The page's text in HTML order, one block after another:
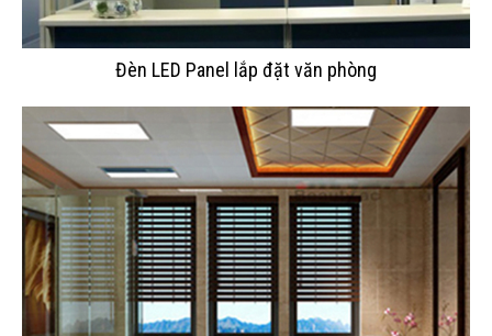
Đèn LED Panel lắp đặt văn phòng